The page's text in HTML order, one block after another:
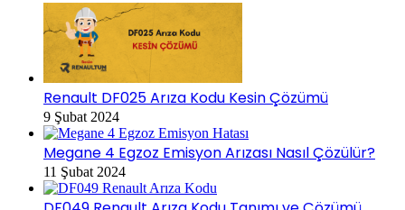
Renault DF025 Arıza Kodu Kesin Çözümü
9 Şubat 2024
Megane 4 Egzoz Emisyon Arızası Nasıl Çözülür?
11 Şubat 2024